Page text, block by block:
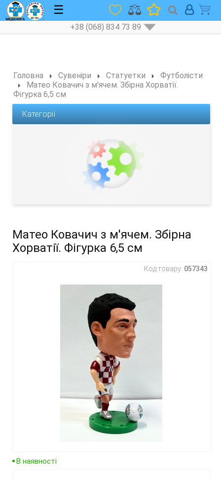
☰
+38 (068) 834 73 89
Головна Сувеніри Статуетки
Футболісти
Матео Ковачич з м'ячем. Збірна Хорватії.
Фігурка 6,5 см
Категорії
Матео Ковачич з м'ячем. Збірна
Хорватії. Фігурка 6,5 см
Код товару: 057343
В наявності